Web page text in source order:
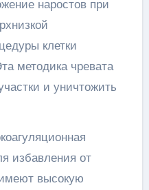
наростов при
клетки
методика чревата
и уничтожить
избавления от
высокую